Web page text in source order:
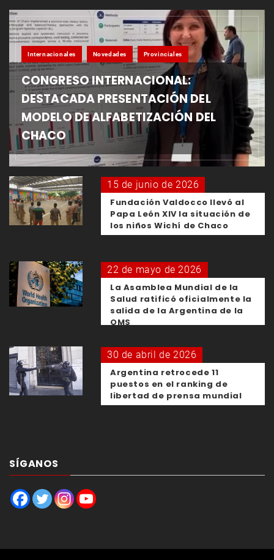
Internacionales Novedades Provinciales
CONGRESO INTERNACIONAL:
DESTACADA PRESENTACIÓN DEL
MODELO DE ALFABETIZACIÓN DEL
CHACO
15 de junio de 2026
Fundación Valdocco llevó al
Papa León XIV la situación de
los niños Wichí de Chaco
22 de mayo de 2026
La Asamblea Mundial de la
Salud ratificó oficialmente la
salida de la Argentina de la
OMS
30 de abril de 2026
Argentina retrocede 11
puestos en el ranking de
libertad de prensa mundial
SÍGANOS